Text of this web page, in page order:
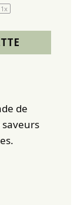
1x
de
saveurs